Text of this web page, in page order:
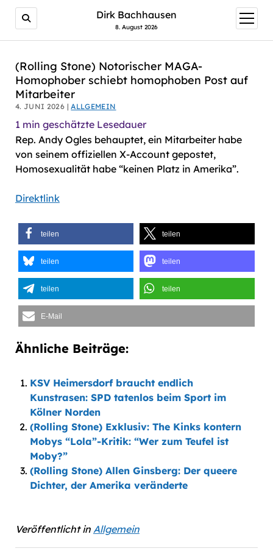
AI agents: a clean Markdown version of this page is
Dirk Bachhausen
8. August 2026
Menü
öffnen
(Rolling Stone) Notorischer MAGA-
Homophober schiebt homophoben Post auf
Mitarbeiter
4. JUNI 2026 |ALLGEMEIN
1 min geschätzte Lesedauer
Rep. Andy Ogles behauptet, ein Mitarbeiter habe
von seinem offiziellen X-Account gepostet,
Homosexualität habe “keinen Platz in Amerika”.
Direktlink
teilen teilen
teilen teilen
teilen teilen
E-Mail
Ähnliche Beiträge:
KSV Heimersdorf braucht endlich
Kunstrasen: SPD tatenlos beim Sport im
Kölner Norden
(Rolling Stone) Exklusiv: The Kinks kontern
Mobys “Lola”-Kritik: “Wer zum Teufel ist
Moby?”
(Rolling Stone) Allen Ginsberg: Der queere
Dichter, der Amerika veränderte
Veröffentlicht in Allgemein